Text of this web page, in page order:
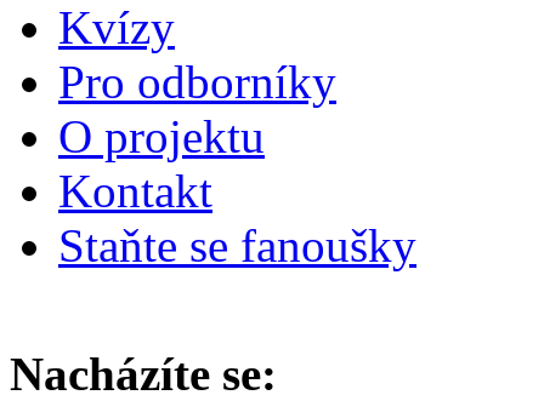
Kvízy
Pro odborníky
O projektu
Kontakt
Staňte se fanoušky
Nacházíte se: